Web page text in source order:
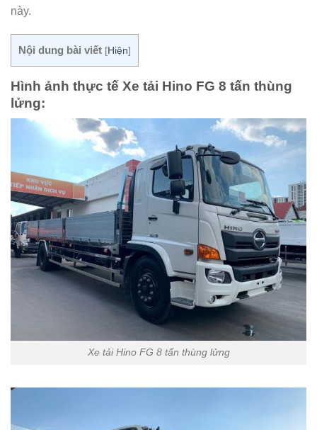
này.
Nội dung bài viết [Hiện]
Hình ảnh thực tế Xe tải Hino FG 8 tấn thùng
lửng:
Xe tải Hino FG 8 tấn thùng lửng